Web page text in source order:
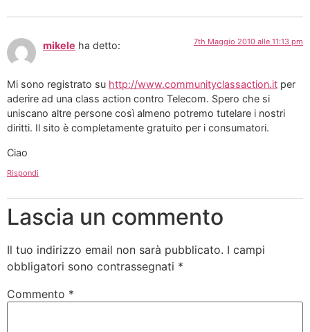
mikele ha detto: 7th Maggio 2010 alle 11:13 pm
Mi sono registrato su http://www.communityclassaction.it per
aderire ad una class action contro Telecom. Spero che si
uniscano altre persone così almeno potremo tutelare i nostri
diritti. Il sito è completamente gratuito per i consumatori.
Ciao
Rispondi
Lascia un commento
Il tuo indirizzo email non sarà pubblicato. I campi
obbligatori sono contrassegnati *
Commento *